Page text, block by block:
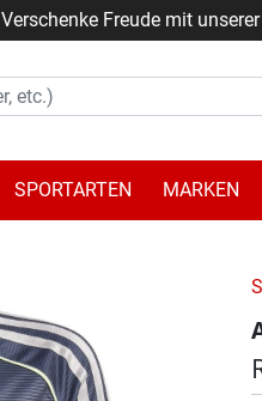
Verschenke Freude mit unserer
SPORTARTEN MARKEN